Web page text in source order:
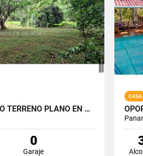
SE VENDE HERMOSO TERRENO PLANO EN ALTOS DEL MARIA
0
Garaje
CASA